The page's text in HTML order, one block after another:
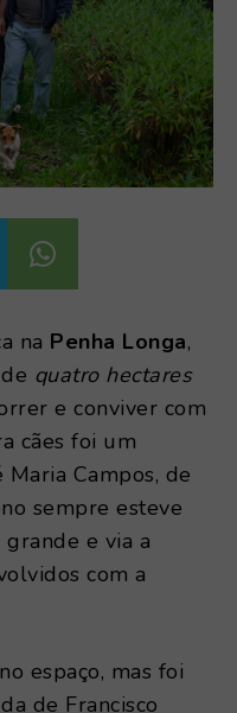
na Penha Longa,
quatro hectares
e conviver com
cães foi um
Campos, de
sempre esteve
e via a
com a
espaço, mas foi
de Francisco